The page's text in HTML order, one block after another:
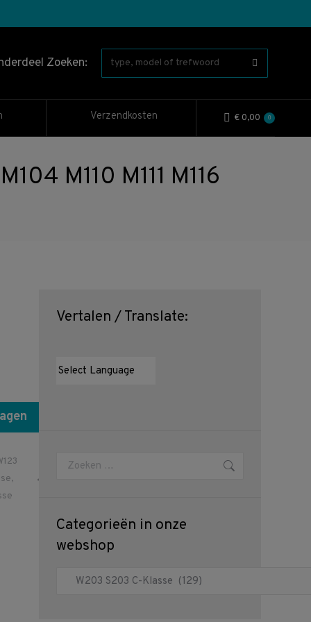
Zoeken:
Verzendkosten € 0,00 0
M110 M111 M116
,
Vertalen / Translate:
Zoeken:
Categorieën in onze
webshop